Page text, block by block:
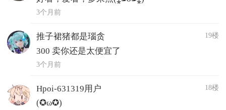
3个月前
推子裙猪都是瑙贪 19楼
300 卖你还是太便宜了
3个月前
Hpoi-631319用户 18楼
(✪ω✪)